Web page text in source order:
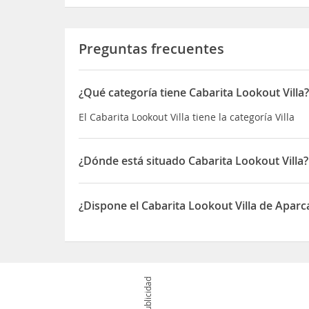
Preguntas frecuentes
¿Qué categoría tiene Cabarita Lookout Villa?
El Cabarita Lookout Villa tiene la categoría Villa
¿Dónde está situado Cabarita Lookout Villa?
El Cabarita Lookout Villa está situado en Villa Rd
¿Dispone el Cabarita Lookout Villa de
Publicidad